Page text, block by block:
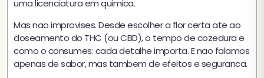
uma licenciatura em quimica.
Mas nao improvises. Desde escolher a flor certa ate ao
doseamento do THC (ou CBD), o tempo de cozedura e
como o consumes: cada detalhe importa. E nao falamos
apenas de sabor, mas tambem de efeitos e seguranca.